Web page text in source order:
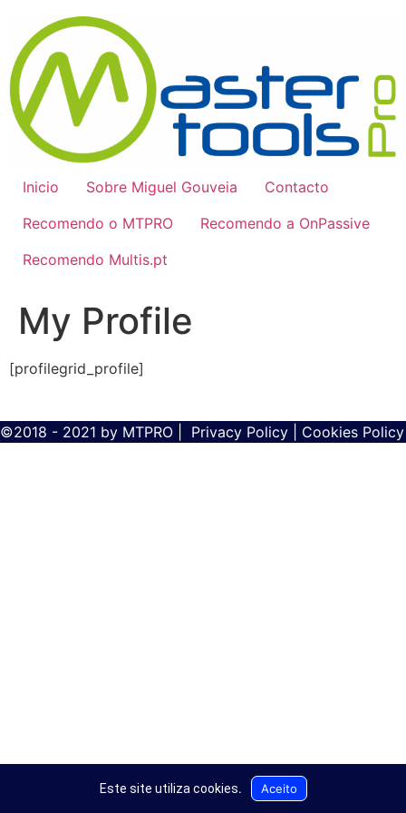
conteúdo
Inicio Sobre Miguel Gouveia
Contacto
Recomendo o MTPRO
Recomendo a OnPassive
Recomendo Multis.pt
My Profile
[profilegrid_profile]
©2018 - 2021 by MTPRO Privacy Policy Cookies Policy
Este site utiliza cookies. Aceito